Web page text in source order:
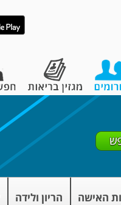
האישה הריון ולידה